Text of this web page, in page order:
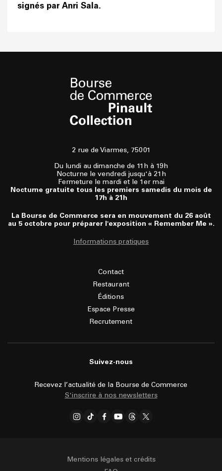
signés par Anri Sala.
2 rue de Viarmes, 75001
Du lundi au dimanche de 11h à 19h
Nocturne le vendredi jusqu'à 21h
Fermeture le mardi et le 1er mai
Nocturne gratuite tous les premiers samedis du mois de
17h à 21h
La Bourse de Commerce sera en mouvement du 26 août
au 5 octobre pour préparer l'exposition « Remember Me ».
Informations pratiques
Contact
Restaurant
Éditions
Espace Presse
Recrutement
Suivez-nous
Recevez l’actualité de la Bourse de Commerce
S'inscrire à nos newsletters
Mentions légales et crédits